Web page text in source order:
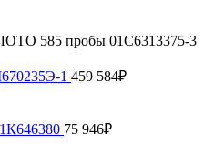
585 пробы 01С6313375-3
1 459 584₽
75 946₽